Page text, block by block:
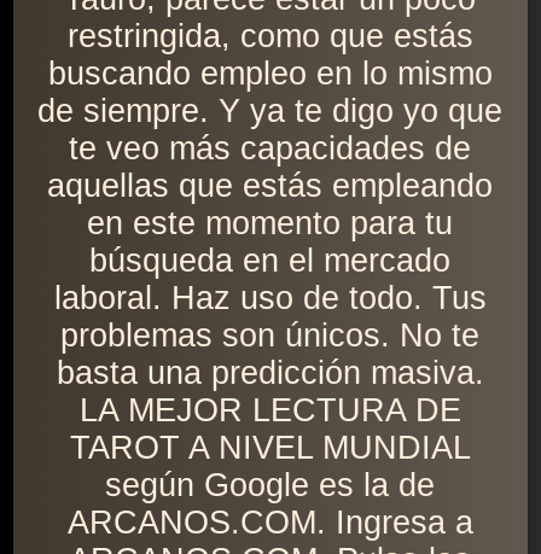
restringida, como que estás
buscando empleo en lo mismo
de siempre. Y ya te digo yo que
te veo más capacidades de
aquellas que estás empleando
en este momento para tu
búsqueda en el mercado
laboral. Haz uso de todo. Tus
problemas son únicos. No te
basta una predicción masiva.
LA MEJOR LECTURA DE
TAROT A NIVEL MUNDIAL
según Google es la de
ARCANOS.COM. Ingresa a